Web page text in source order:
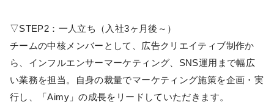
▽STEP2：一人立ち（入社3ヶ月後～）
チームの中核メンバーとして、広告クリエイティブ制作か
ら、インフルエンサーマーケティング、SNS運用まで幅広
い業務を担当。自身の裁量でマーケティング施策を企画・実
行し、「Aimy」の成長をリードしていただきます。